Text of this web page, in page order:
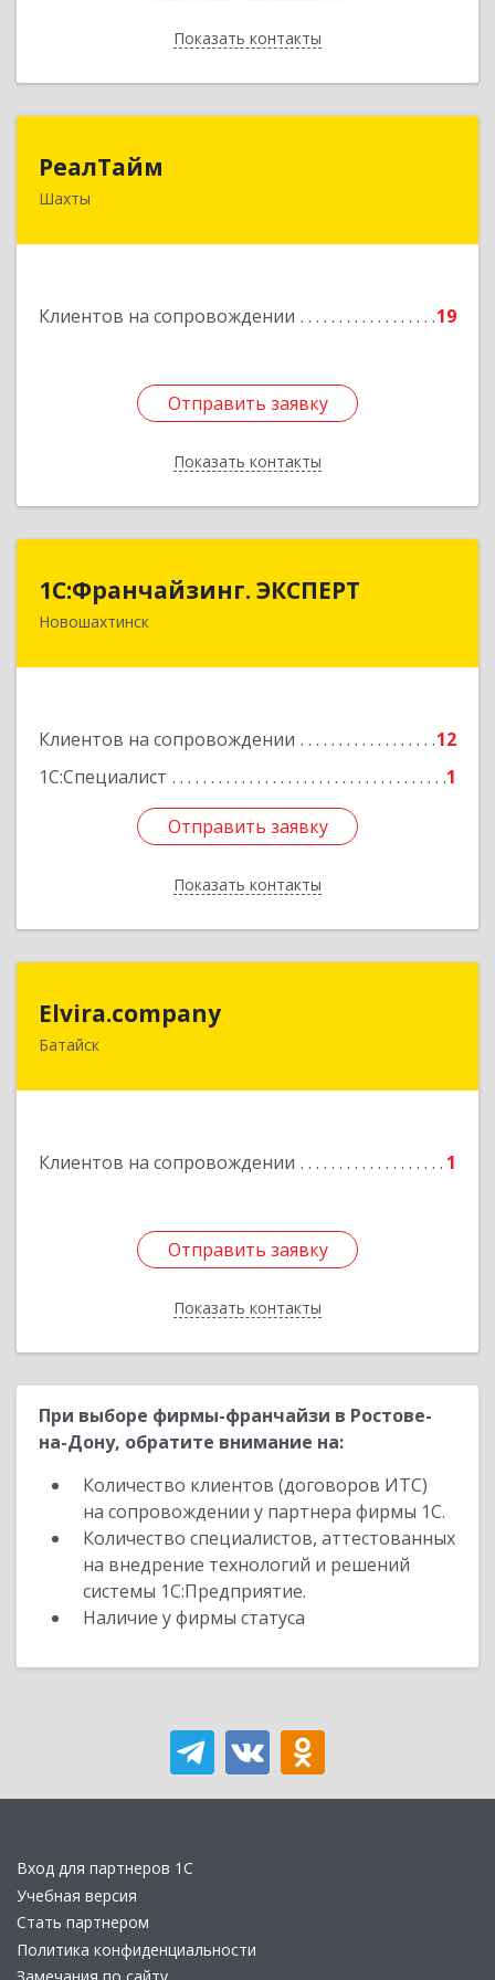
Показать контакты
Назад
РеалТайм
Шахты
Клиентов на сопровождении 19
Отправить заявку
Показать контакты
Отправить заявку
Назад
1С:Франчайзинг. ЭКСПЕРТ
Новошахтинск
Клиентов на сопровождении
12
1С:Специалист
1
Отправить заявку
Показать контакты
1С:Франчайзинг. ЭКСПЕРТ
346901, Ростовская обл, Новошахтинск г,
Отправить заявку
Назад
Elvira.company
Батайск
Клиентов на сопровождении 1
Отправить заявку
Показать контакты
Отправить заявку
Назад
При выборе фирмы-франчайзи в Ростове-
на-Дону, обратите внимание на:
Количество клиентов (договоров ИТС)
на сопровождении у партнера фирмы 1С.
Количество специалистов, аттестованных
на внедрение технологий и решений
системы 1С:Предприятие.
Наличие у фирмы статуса
Вход для партнеров 1С
Учебная версия
Стать партнером
Политика конфиденциальности